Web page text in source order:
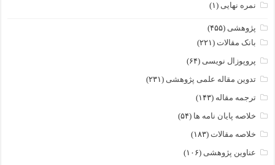
نمره نهایی (۱)
پژوهشی (۴۵۵)
بانک مقالات (۲۲۱)
پروپوزال نویسی (۶۴)
تدوین مقاله علمی پژوهشی (۲۳۱)
ترجمه مقاله (۱۴۳)
خلاصه پایان نامه ها (۵۴)
خلاصه مقالات (۱۸۳)
عناوین پژوهشی (۱۰۶)